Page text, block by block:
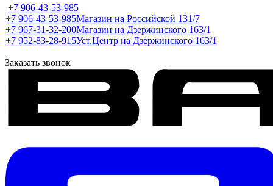
+7 906-43-53-985
+7 906-43-53-985Магазин на Российской 131/7
+7 967-31-32-200Магазин на Дзержинского 163/1
+7 952-83-28-915Уст.Центр на Дзержинского 163/1
Заказать звонок